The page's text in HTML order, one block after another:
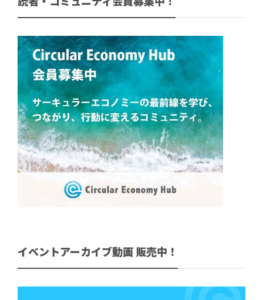
イベントアーカイブ動画 販売中！